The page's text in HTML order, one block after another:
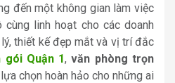
đến một không gian làm việc
linh hoạt cho các doanh
thiết kế đẹp mắt và vị trí đắc
gói Quận 1,văn phòng trọn
chọn hoàn hảo cho những ai